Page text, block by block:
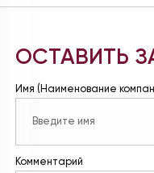
ОСТАВИТЬ
Имя (Наименование
Комментарий